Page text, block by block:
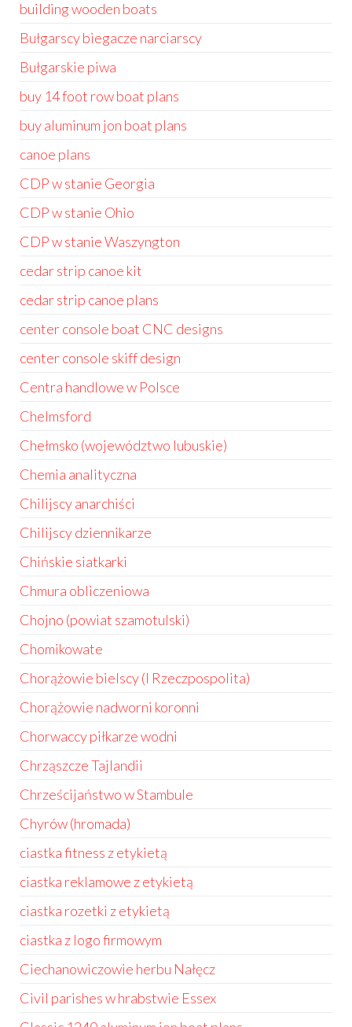
building wooden boats
Bułgarscy biegacze narciarscy
Bułgarskie piwa
buy 14 foot row boat plans
buy aluminum jon boat plans
canoe plans
CDP w stanie Georgia
CDP w stanie Ohio
CDP w stanie Waszyngton
cedar strip canoe kit
cedar strip canoe plans
center console boat CNC designs
center console skiff design
Centra handlowe w Polsce
Chelmsford
Chełmsko (województwo lubuskie)
Chemia analityczna
Chilijscy anarchiści
Chilijscy dziennikarze
Chińskie siatkarki
Chmura obliczeniowa
Chojno (powiat szamotulski)
Chomikowate
Chorążowie bielscy (I Rzeczpospolita)
Chorążowie nadworni koronni
Chorwaccy piłkarze wodni
Chrząszcze Tajlandii
Chrześcijaństwo w Stambule
Chyrów (hromada)
ciastka fitness z etykietą
ciastka reklamowe z etykietą
ciastka rozetki z etykietą
ciastka z logo firmowym
Ciechanowiczowie herbu Nałęcz
Civil parishes w hrabstwie Essex